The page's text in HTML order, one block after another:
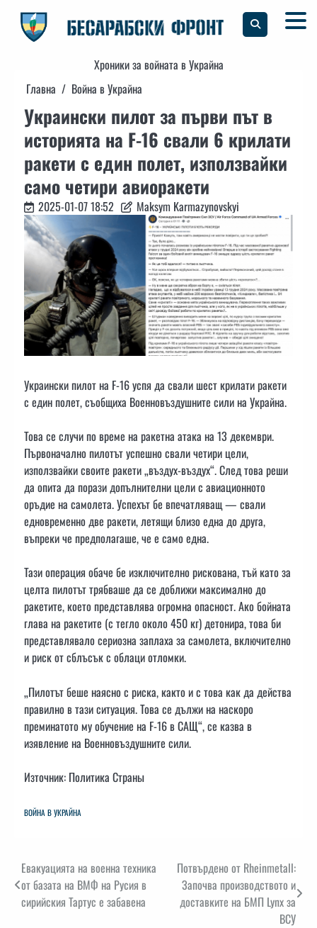
content
Хроники за войната в Украйна
Главна
Война в Украйна
Украински пилот за първи път в
историята на F-16 свали 6 крилати
ракети с един полет, използвайки
само четири авиоракети
2025-01-07 18:52 Maksym Karmazynovskyi
Украински пилот на F-16 успя да свали шест крилати ракети
с един полет, съобщиха Военновъздушните сили на Украйна.
Това се случи по време на ракетна атака на 13 декември.
Първоначално пилотът успешно свали четири цели,
използвайки своите ракети „въздух-въздух“. След това реши
да опита да порази допълнителни цели с авиационното
оръдие на самолета. Успехът бе впечатляващ — свали
едновременно две ракети, летящи близо една до друга,
въпреки че предполагаше, че е само една.
Тази операция обаче бе изключително рискована, тъй като за
целта пилотът трябваше да се доближи максимално до
ракетите, което представлява огромна опасност. Ако бойната
глава на ракетите (с тегло около 450 кг) детонира, това би
представлявало сериозна заплаха за самолета, включително
и риск от сблъсък с облаци отломки.
„Пилотът беше наясно с риска, както и с това как да действа
правилно в тази ситуация. Това се дължи на наскоро
преминатото му обучение на F-16 в САЩ“, се казва в
изявление на Военновъздушните сили.
Източник: Политика Страны
ВОЙНА В УКРАЙНА
Навигация
Евакуацията на военна техника
от базата на ВМФ на Русия в
сирийския Тартус е забавена
Потвърдено от Rheinmetall:
Започва производството и
доставките на БМП Lynx за
ВСУ